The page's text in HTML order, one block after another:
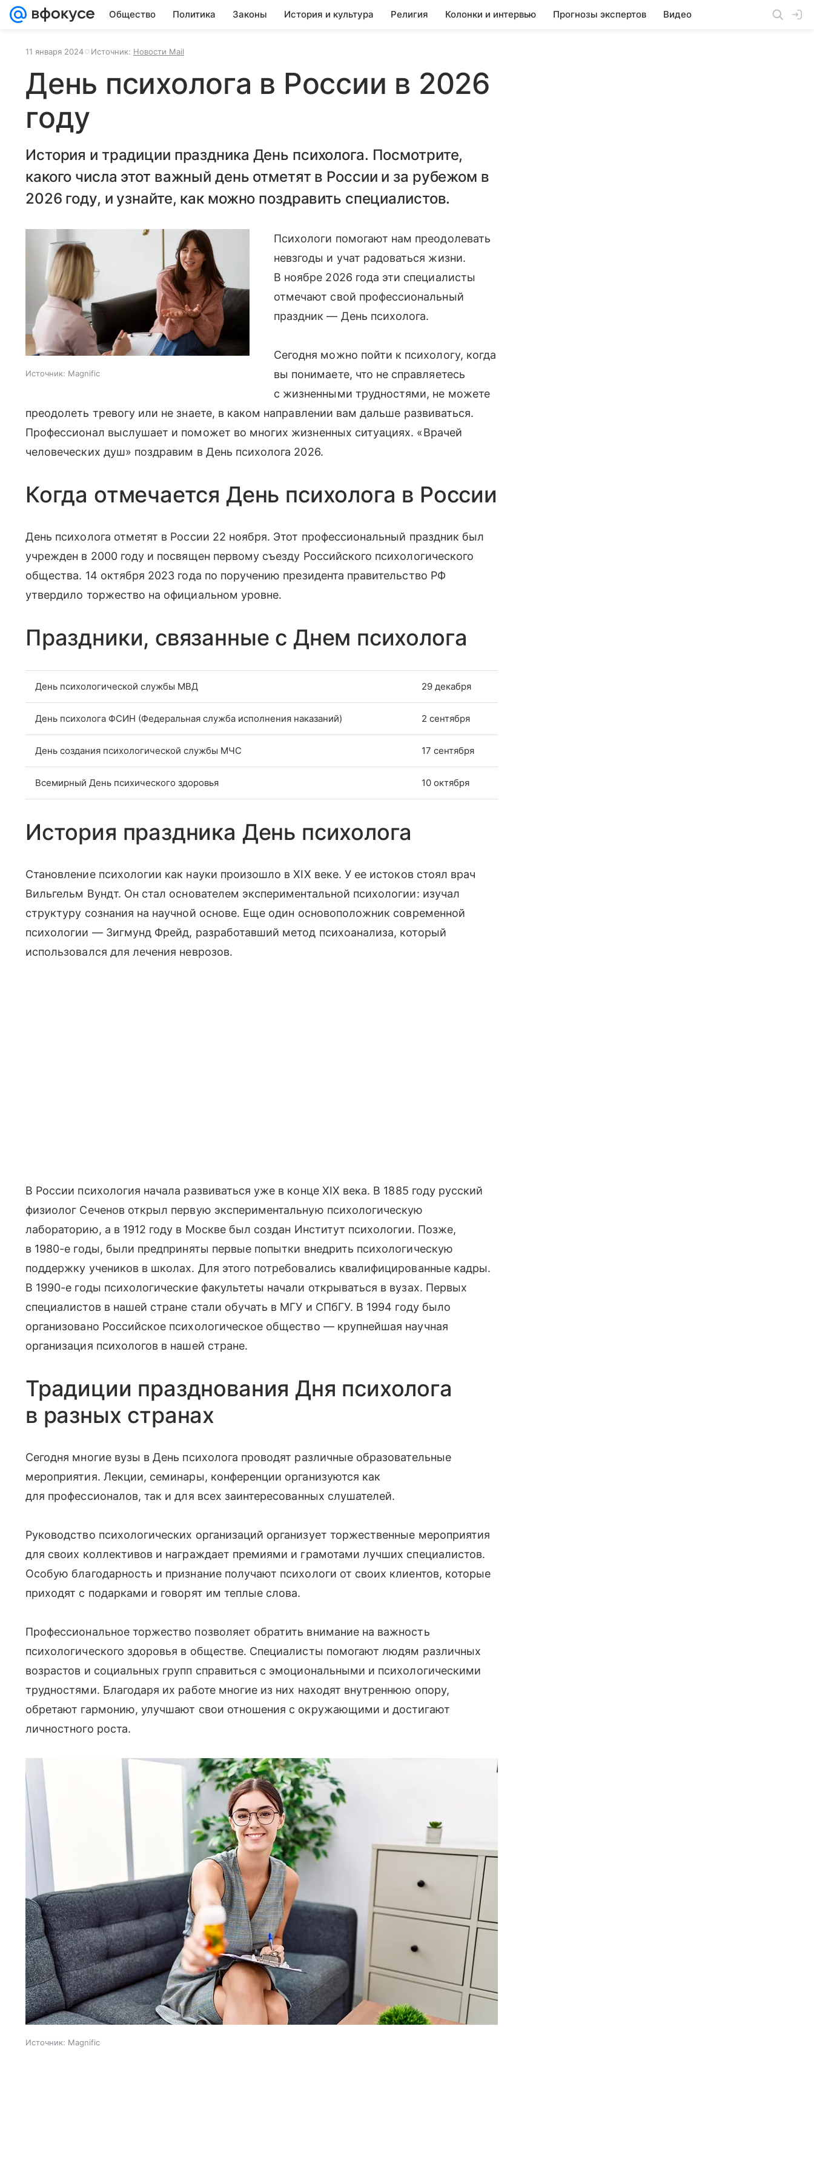
Общество Политика Законы История и культура Религия Колонки и интервью Прогнозы экспертов Видео
11 января 2024 Источник: Новости Mail
День психолога в России в 2026
году
История и традиции праздника День психолога. Посмотрите,
какого числа этот важный день отметят в России и за рубежом в
2026 году, и узнайте, как можно поздравить специалистов.
Источник: Magnific
Психологи помогают нам преодолевать
невзгоды и учат радоваться жизни.
В ноябре 2026 года эти специалисты
отмечают свой профессиональный
праздник — День психолога.
Сегодня можно пойти к психологу, когда
вы понимаете, что не справляетесь
с жизненными трудностями, не можете
преодолеть тревогу или не знаете, в каком направлении вам дальше развиваться.
Профессионал выслушает и поможет во многих жизненных ситуациях. «Врачей
человеческих душ» поздравим в День психолога 2026.
Когда отмечается День психолога в России
День психолога отметят в России 22 ноября. Этот профессиональный праздник был
учрежден в 2000 году и посвящен первому съезду Российского психологического
общества. 14 октября 2023 года по поручению президента правительство РФ
утвердило торжество на официальном уровне.
Праздники, связанные с Днем психолога
День психологической службы МВД 29 декабря
День психолога ФСИН (Федеральная служба исполнения наказаний) 2 сентября
День создания психологической службы МЧС 17 сентября
Всемирный День психического здоровья 10 октября
История праздника День психолога
Становление психологии как науки произошло в XIX веке. У ее истоков стоял врач
Вильгельм Вундт. Он стал основателем экспериментальной психологии: изучал
структуру сознания на научной основе. Еще один основоположник современной
психологии — Зигмунд Фрейд, разработавший метод психоанализа, который
использовался для лечения неврозов.
В России психология начала развиваться уже в конце XIX века. В 1885 году русский
физиолог Сеченов открыл первую экспериментальную психологическую
лабораторию, а в 1912 году в Москве был создан Институт психологии. Позже,
в 1980-е годы, были предприняты первые попытки внедрить психологическую
поддержку учеников в школах. Для этого потребовались квалифицированные кадры.
В 1990-е годы психологические факультеты начали открываться в вузах. Первых
специалистов в нашей стране стали обучать в МГУ и СПбГУ. В 1994 году было
организовано Российское психологическое общество — крупнейшая научная
организация психологов в нашей стране.
Традиции празднования Дня психолога
в разных странах
Сегодня многие вузы в День психолога проводят различные образовательные
мероприятия. Лекции, семинары, конференции организуются как
для профессионалов, так и для всех заинтересованных слушателей.
Руководство психологических организаций организует торжественные мероприятия
для своих коллективов и награждает премиями и грамотами лучших специалистов.
Особую благодарность и признание получают психологи от своих клиентов, которые
приходят с подарками и говорят им теплые слова.
Профессиональное торжество позволяет обратить внимание на важность
психологического здоровья в обществе. Специалисты помогают людям различных
возрастов и социальных групп справиться с эмоциональными и психологическими
трудностями. Благодаря их работе многие из них находят внутреннюю опору,
обретают гармонию, улучшают свои отношения с окружающими и достигают
личностного роста.
Источник: Magnific